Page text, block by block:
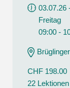
03.07.26
Freitag
09:00 -
CHF 198.00
22 Lektionen